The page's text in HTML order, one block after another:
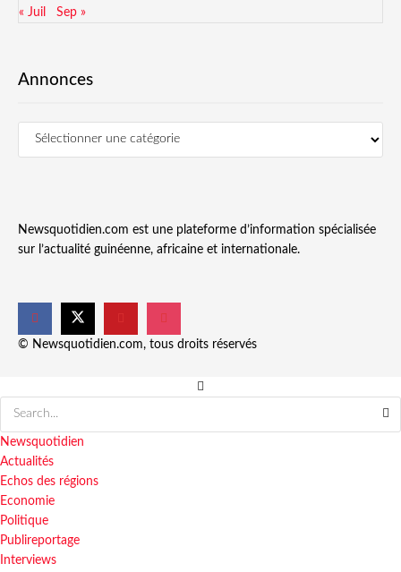
« Juil Sep »
Annonces
Newsquotidien.com est une plateforme d’information spécialisée
sur l’actualité guinéenne, africaine et internationale.
© Newsquotidien.com, tous droits réservés
Newsquotidien
Actualités
Echos des régions
Economie
Politique
Publireportage
Interviews